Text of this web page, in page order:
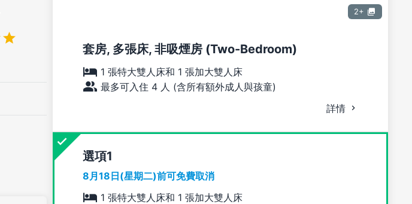
2+
套房, 多張床, 非吸煙房 (Two-Bedroom)
1 張特大雙人床和 1 張加大雙人床
最多可入住 4 人 (含所有額外成人與孩童)
詳情
選項
8月18日(星期二)前可免費取消
1 張特大雙人床和 1 張加大雙人床